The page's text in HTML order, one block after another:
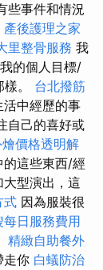
些事件和情況
產後護理之家
里整骨服務 我
的個人目標/
。 台北撥筋
中經歷的事
自己的喜好或
價格透明解
的這些東西/經
型演出，這
式 因為服裝很
每日服務費用
精緻自助餐外
走你 白蟻防治